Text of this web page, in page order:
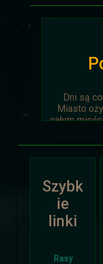
Dni są
Miasto
całym
niej udział
Atak
Szybk
ie
linki
Rasy